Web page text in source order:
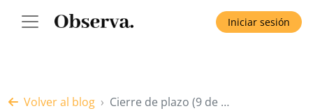
Iniciar sesión
Volver al blog Cierre de plazo (9 de …